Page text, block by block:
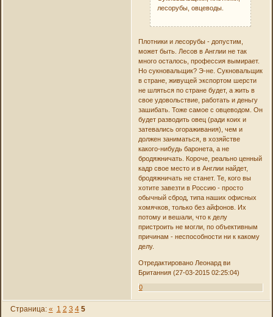
лесорубы, овцеводы.
Плотники и лесорубы - допустим,
может быть. Лесов в Англии не так
много осталось, профессия вымирает.
Но сукновальщик? Э-не. Сукновальщик
в стране, живущей экспортом шерсти
не шляться по стране будет, а жить в
свое удовольствие, работать и деньгу
зашибать. Тоже самое с овцеводом. Он
будет разводить овец (ради коих и
затевались огораживания), чем и
должен заниматься, в хозяйстве
какого-нибудь баронета, а не
бродяжничать. Короче, реально ценный
кадр свое место и в Англии найдет,
бродяжничать не станет. Те, кого вы
хотите завезти в Россию - просто
обычный сброд, типа наших офисных
хомячков, только без айфонов. Их
потому и вешали, что к делу
пристроить не могли, по объективным
причинам - неспособности ни к какому
делу.
Отредактировано Леонард ви
Британния (27-03-2015 02:25:04)
0
Страница: « 1 2 3 4 5